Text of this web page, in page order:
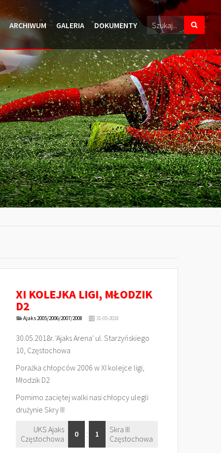
ARCHIWUM GALERIA DOKUMENTY
XI KOLEJKA LIGI, MŁODZIK
D2
Ajaks 2005/2006/2007/2008 31-05-2018
30.05.2018r. 'Ajaks Arena' ul. Starzyńskiego
10, Częstochowa
Porażka chłopców 2006 w XI kolejce ligi,
Młodzik D2
Pomimo zaciętej walki nasi chłopcy ulegli
drużynie Skry III
UKS Ajaks
Częstochowa
0 : 1
Skra III
Częstochowa